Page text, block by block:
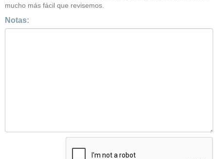
mucho más fácil que revisemos.
Notas: